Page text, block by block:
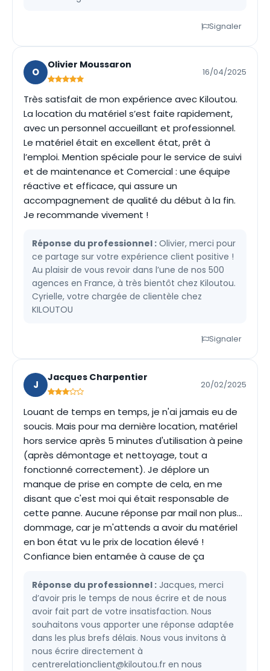
Signaler
O
Olivier Moussaron
16/04/2025
Très satisfait de mon expérience avec Kiloutou.
La location du matériel s’est faite rapidement,
avec un personnel accueillant et professionnel.
Le matériel était en excellent état, prêt à
l’emploi. Mention spéciale pour le service de suivi
et de maintenance et Comercial : une équipe
réactive et efficace, qui assure un
accompagnement de qualité du début à la fin.
Je recommande vivement !
Réponse du professionnel : Olivier, merci pour
ce partage sur votre expérience client positive !
Au plaisir de vous revoir dans l’une de nos 500
agences en France, à très bientôt chez Kiloutou.
Cyrielle, votre chargée de clientèle chez
KILOUTOU
Signaler
J
Jacques Charpentier
20/02/2025
Louant de temps en temps, je n'ai jamais eu de
soucis. Mais pour ma dernière location, matériel
hors service après 5 minutes d'utilisation à peine
(après démontage et nettoyage, tout a
fonctionné correctement). Je déplore un
manque de prise en compte de cela, en me
disant que c'est moi qui était responsable de
cette panne. Aucune réponse par mail non plus...
dommage, car je m'attends a avoir du matériel
en bon état vu le prix de location élevé !
Confiance bien entamée à cause de ça
Réponse du professionnel : Jacques, merci
d’avoir pris le temps de nous écrire et de nous
avoir fait part de votre insatisfaction. Nous
souhaitons vous apporter une réponse adaptée
dans les plus brefs délais. Nous vous invitons à
nous écrire directement à
centrerelationclient@kiloutou.fr en nous